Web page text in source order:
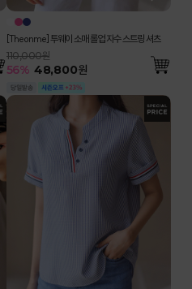
[Theonme] 투웨이 소매 롤업 자수 스트링 셔츠
110,000원
56% 48,800원